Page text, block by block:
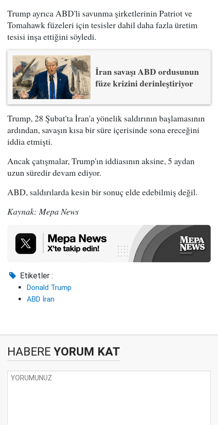
Trump ayrıca ABD'li savunma şirketlerinin Patriot ve
Tomahawk füzeleri için tesisler dahil daha fazla üretim
tesisi inşa ettiğini söyledi.
İran savaşı ABD ordusunun
füze krizini derinleştiriyor
Trump, 28 Şubat'ta İran'a yönelik saldırının başlamasının
ardından, savaşın kısa bir süre içerisinde sona ereceğini
iddia etmişti.
Ancak çatışmalar, Trump'ın iddiasının aksine, 5 aydan
uzun süredir devam ediyor.
ABD, saldırılarda kesin bir sonuç elde edebilmiş değil.
Kaynak: Mepa News
Etiketler :
Donald Trump
ABD İran
HABERE YORUM KAT